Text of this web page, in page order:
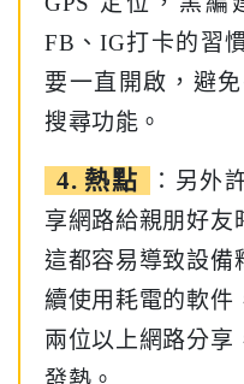
FB、IG打卡的習
要一直開啟，避
搜尋功能。
4. 熱點
：另外
享網路給親朋好友
這都容易導致設備
續使用耗電的軟件
兩位以上網路分享